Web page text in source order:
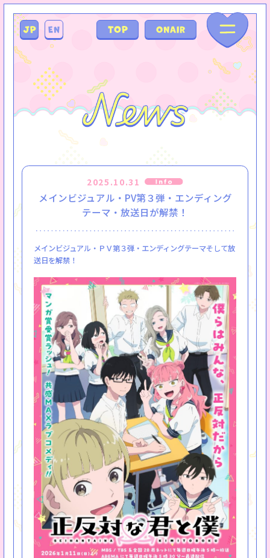
2025.10.31
メインビジュアル・PV第３弾・エンディング
テーマ・放送日が解禁！
メインビジュアル・ＰＶ第３弾・エンディングテーマそして放
送日を解禁！